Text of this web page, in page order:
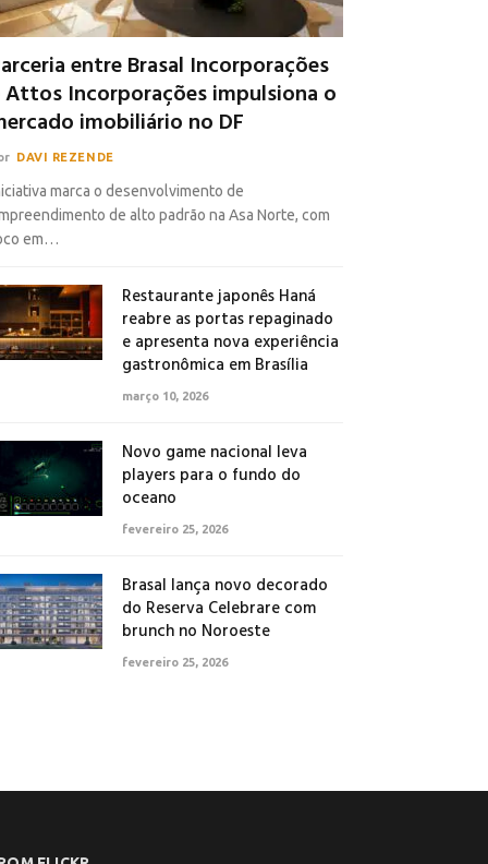
entre Brasal Incorporações
Attos Incorporações impulsiona o
imobiliário no DF
DAVI REZENDE
marca o desenvolvimento de
de alto padrão na Asa Norte, com
em…
Restaurante japonês Haná
reabre as portas repaginado
e apresenta nova experiência
gastronômica em Brasília
março 10, 2026
Novo game nacional leva
players para o fundo do
oceano
fevereiro 25, 2026
Brasal lança novo decorado
do Reserva Celebrare com
brunch no Noroeste
fevereiro 25, 2026